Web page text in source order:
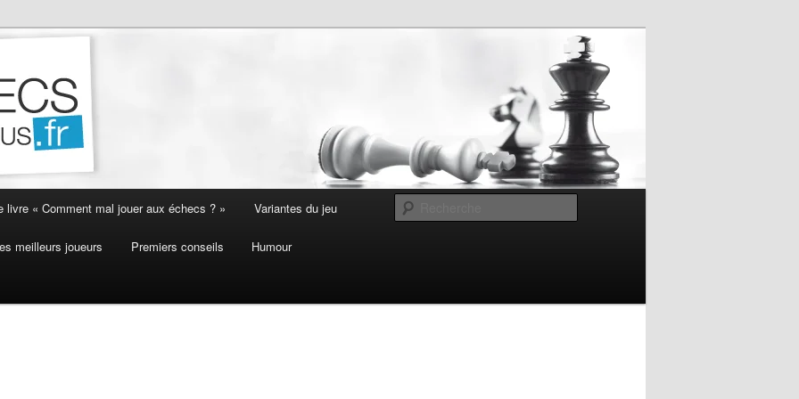
livre « Comment mal jouer aux échecs ? » Variantes du jeu
meilleurs joueurs Premiers conseils Humour